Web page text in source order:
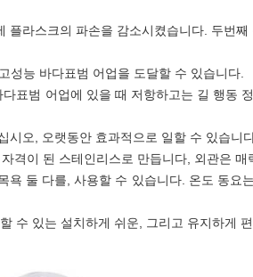
라스크의 파손을 감소시켰습니다. 두번
성능 바다표범 어업을 도달할 수 있습니다.
표범 어업에 있을 때 저항하고는 길 행동
오, 오랫동안 효과적으로 일할 수 있습니
격이 된 스테인리스로 만듭니다, 외관은 매
둘 다를, 사용할 수 있습니다. 온도 동요
수 있는 설치하게 쉬운, 그리고 유지하게